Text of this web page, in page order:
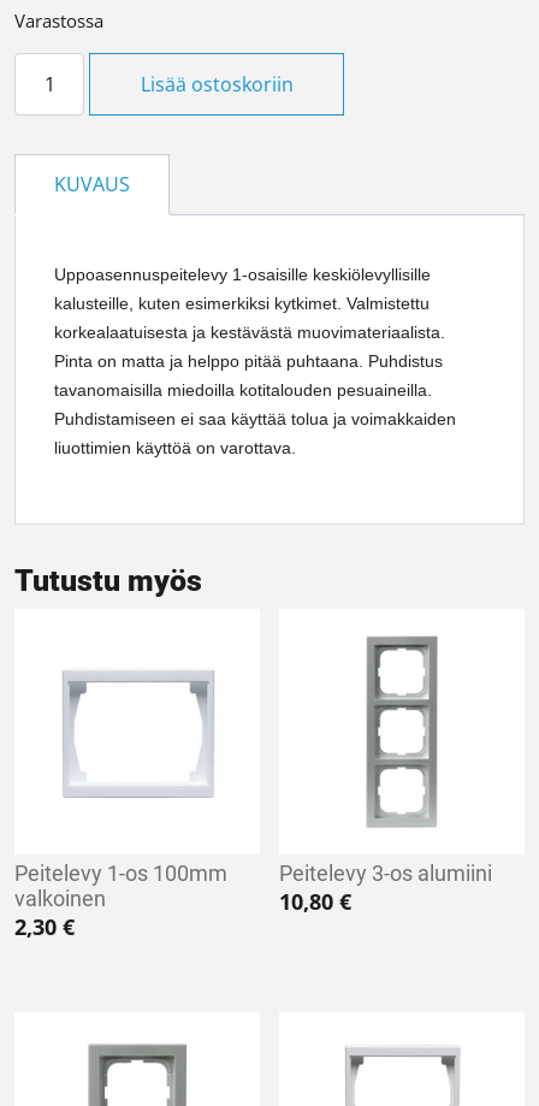
Varastossa
Lisää ostoskoriin
KUVAUS
Uppoasennuspeitelevy 1-osaisille keskiölevyllisille
kalusteille, kuten esimerkiksi kytkimet. Valmistettu
korkealaatuisesta ja kestävästä muovimateriaalista.
Pinta on matta ja helppo pitää puhtaana. Puhdistus
tavanomaisilla miedoilla kotitalouden pesuaineilla.
Puhdistamiseen ei saa käyttää tolua ja voimakkaiden
liuottimien käyttöä on varottava.
Tutustu myös
Peitelevy 1-os 100mm
valkoinen
2,30 €
Peitelevy 3-os alumiini
10,80€